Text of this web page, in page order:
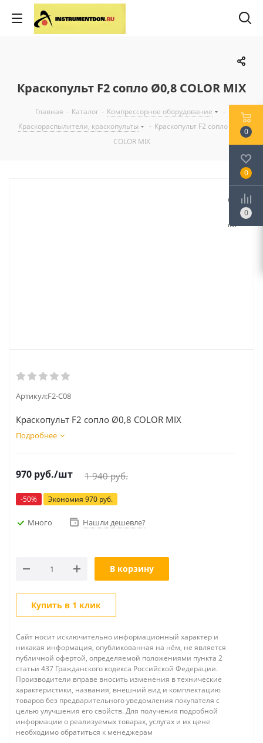
Краскопульт F2 сопло Ø0,8 COLOR MIX
Главная - Каталог - Компрессорное оборудование
-
Краскораспылители, краскопульты
- Краскопульт F2 сопло Ø0,8
COLOR MIX
Артикул:F2-С08
Краскопульт F2 сопло Ø0,8 COLOR MIX
Подробнее
970 руб./шт 1 940руб.
-50% Экономия 970 руб.
Много Нашли дешевле?
В корзину
Купить в 1 клик
Сайт носит исключительно информационный характер и
никакая информация, опубликованная на нём, не является
публичной офертой, определяемой положениями пункта 2
статьи 437 Гражданского кодекса Российской Федерации.
Производители вправе вносить изменения в технические
характеристики, названия, внешний вид и комплектацию
товаров без предварительного уведомления покупателя с
целью улучшения его свойств. Для получения подробной
информации о реализуемых товарах, услугах и их цене
необходимо обратиться к менеджерам
0
0
0